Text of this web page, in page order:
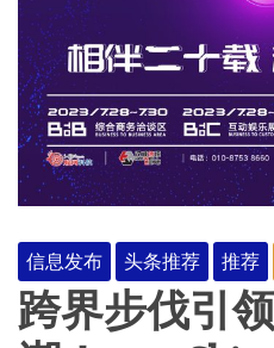
信息发布 头条推荐 推荐
跨界步伐引